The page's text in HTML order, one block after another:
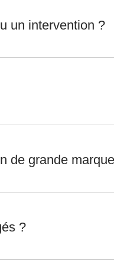
un intervention ?
de grande
?